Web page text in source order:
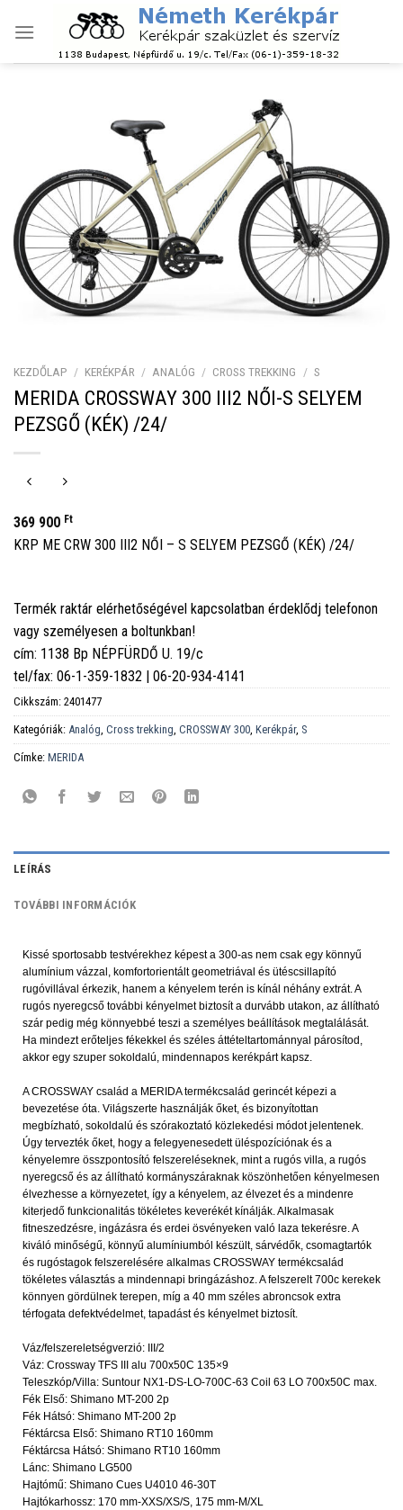
KEZDŐLAP / KERÉKPÁR / ANALÓG / CROSS TREKKING / S
MERIDA CROSSWAY 300 III2 NŐI-S SELYEM
PEZSGŐ (KÉK) /24/
369 900 Ft
KRP ME CRW 300 III2 NŐI – S SELYEM PEZSGŐ (KÉK) /24/
Termék raktár elérhetőségével kapcsolatban érdeklődj telefonon
vagy személyesen a boltunkban!
cím: 1138 Bp NÉPFÜRDŐ U. 19/c
tel/fax: 06-1-359-1832 | 06-20-934-4141
Cikkszám: 2401477
Kategóriák: Analóg, Cross trekking, CROSSWAY 300, Kerékpár, S
Címke: MERIDA
LEÍRÁS
TOVÁBBI INFORMÁCIÓK
Kissé sportosabb testvérekhez képest a 300-as nem csak egy könnyű
alumínium vázzal, komfortorientált geometriával és ütéscsillapító
rugóvillával érkezik, hanem a kényelem terén is kínál néhány extrát. A
rugós nyeregcső további kényelmet biztosít a durvább utakon, az állítható
szár pedig még könnyebbé teszi a személyes beállítások megtalálását.
Ha mindezt erőteljes fékekkel és széles áttételtartománnyal párosítod,
akkor egy szuper sokoldalú, mindennapos kerékpárt kapsz.
A CROSSWAY család a MERIDA termékcsalád gerincét képezi a
bevezetése óta. Világszerte használják őket, és bizonyítottan
megbízható, sokoldalú és szórakoztató közlekedési módot jelentenek.
Úgy tervezték őket, hogy a felegyenesedett üléspozíciónak és a
kényelemre összpontosító felszereléseknek, mint a rugós villa, a rugós
nyeregcső és az állítható kormányszáraknak köszönhetően kényelmesen
élvezhesse a környezetet, így a kényelem, az élvezet és a mindenre
kiterjedő funkcionalitás tökéletes keverékét kínálják. Alkalmasak
fitneszedzésre, ingázásra és erdei ösvényeken való laza tekerésre. A
kiváló minőségű, könnyű alumíniumból készült, sárvédők, csomagtartók
és rugóstagok felszerelésére alkalmas CROSSWAY termékcsalád
tökéletes választás a mindennapi bringázáshoz. A felszerelt 700c kerekek
könnyen gördülnek terepen, míg a 40 mm széles abroncsok extra
térfogata defektvédelmet, tapadást és kényelmet biztosít.
Váz/felszereletségverzió: III/2
Váz: Crossway TFS III alu 700x50C 135×9
Teleszkóp/Villa: Suntour NX1-DS-LO-700C-63 Coil 63 LO 700x50C max.
Fék Első: Shimano MT-200 2p
Fék Hátsó: Shimano MT-200 2p
Féktárcsa Első: Shimano RT10 160mm
Féktárcsa Hátsó: Shimano RT10 160mm
Lánc: Shimano LG500
Hajtómű: Shimano Cues U4010 46-30T
Hajtókarhossz: 170 mm-XXS/XS/S, 175 mm-M/XL